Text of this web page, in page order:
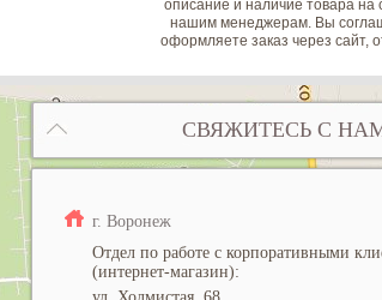
описание и наличие товара на
нашим менеджерам. Вы
оформляете заказ через сайт,
СВЯЖИТЕСЬ С
г. Воронеж
Отдел по работе с корпоративными
(интернет-магазин):